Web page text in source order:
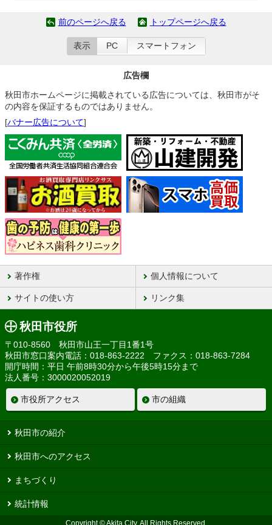
前のページへ戻る トップページへ戻る
表示 PC スマートフォン
広告欄
秋田市ホームページに掲載されている広告については、秋田市がそ
の内容を保証するものではありません。
[バナー広告について]
著作権 個人情報について
サイトの使い方 リンク集
秋田市役所
〒010-8560 秋田市山王一丁目1番1号
秋田市窓口案内電話：018-863-2222 ファクス：018-863-7284
開庁時間：平日 午前8時30分から午後5時15分まで
法人番号：3000020052019
市役所アクセス 市の組織
秋田市の紹介
秋田市へのアクセス
まちづくり
統計情報
Copyright © Akita City, All Rights Reserved.